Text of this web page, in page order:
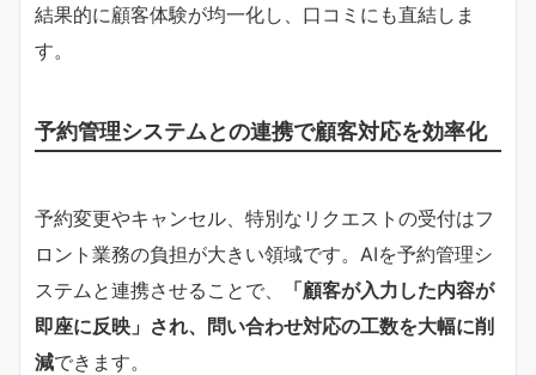
結果的に顧客体験が均一化し、口コミにも直結しま
す。
予約管理システムとの連携で顧客対応を効率化
予約変更やキャンセル、特別なリクエストの受付はフ
ロント業務の負担が大きい領域です。AIを予約管理シ
ステムと連携させることで、
「顧客が入力した内容が
即座に反映」され、問い合わせ対応の工数を大幅に削
減できます。